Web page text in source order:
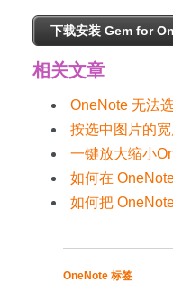
下载安装 Gem for
相关文章
OneNote 无法
按选中图片的
一键放大缩小
如何在
如何把
​​OneNote 标签